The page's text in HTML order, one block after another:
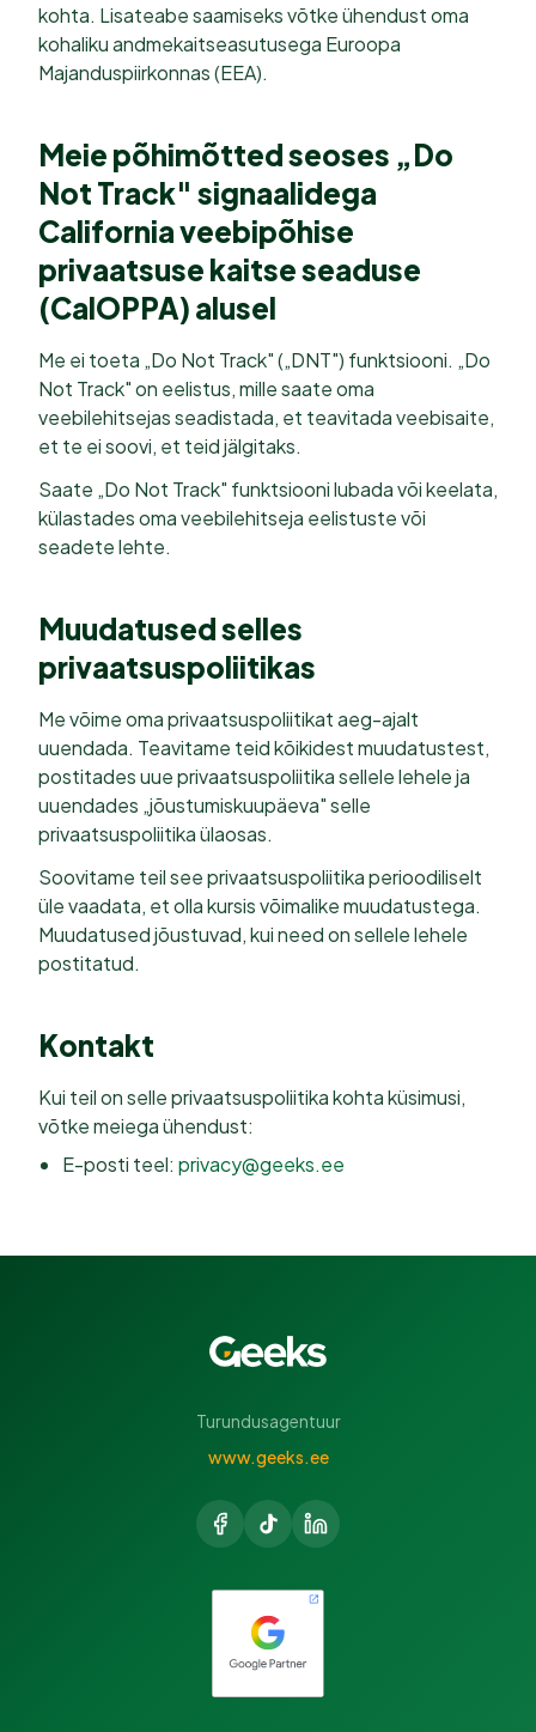
kohta. Lisateabe saamiseks võtke ühendust oma
kohaliku andmekaitseasutusega Euroopa
Majanduspiirkonnas (EEA).
Meie põhimõtted seoses „Do
Not Track" signaalidega
California veebipõhise
privaatsuse kaitse seaduse
(CalOPPA) alusel
Me ei toeta „Do Not Track" („DNT") funktsiooni. „Do
Not Track" on eelistus, mille saate oma
veebilehitsejas seadistada, et teavitada veebisaite,
et te ei soovi, et teid jälgitaks.
Saate „Do Not Track" funktsiooni lubada või keelata,
külastades oma veebilehitseja eelistuste või
seadete lehte.
Muudatused selles
privaatsuspoliitikas
Me võime oma privaatsuspoliitikat aeg-ajalt
uuendada. Teavitame teid kõikidest muudatustest,
postitades uue privaatsuspoliitika sellele lehele ja
uuendades „jõustumiskuupäeva" selle
privaatsuspoliitika ülaosas.
Soovitame teil see privaatsuspoliitika perioodiliselt
üle vaadata, et olla kursis võimalike muudatustega.
Muudatused jõustuvad, kui need on sellele lehele
postitatud.
Kontakt
Kui teil on selle privaatsuspoliitika kohta küsimusi,
võtke meiega ühendust:
E-posti teel: privacy@geeks.ee
Turundusagentuur
www.geeks.ee